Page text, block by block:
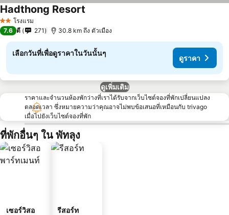
2 ดาวโรงแรม
Hadthong Resort
7.6 ดี 271 30.8 km ถึง ตัวเมือง
เลือกวันที่เพื่อดูราคาในวันนั้นๆ
ดูราคา
ดูเพิ่มเติม
ราคาและจำนวนห้องพักว่างที่เราได้รับจากเว็บไซต์จองที่พักเปลี่ยนแปลง
ตลอดเวลา ซึ่งหมายความว่าคุณอาจไม่พบข้อเสนอที่เหมือนกับ trivago
เมื่อไปยังเว็บไซต์จองที่พัก
ที่พักอื่นๆ ใน พัทลุง
เซอร์วิสอ
รีสอร์ท